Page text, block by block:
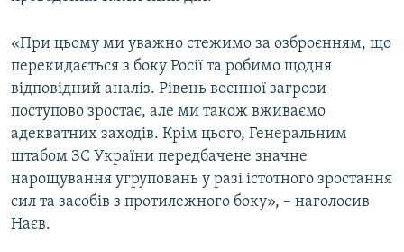
«При цьому ми уважно стежимо за озброєнням, що
перекидається з боку Росії та робимо щодня
відповідний аналіз. Рівень воєнної загрози
поступово зростає, але ми також вживаємо
адекватних заходів. Крім цього, Генеральним
штабом ЗС України передбачене значне
нарощування угруповань у разі істотного зростання
сил та засобів з протилежного боку», – наголосив
Наєв.